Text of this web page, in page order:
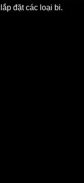
đặt các loại bi.